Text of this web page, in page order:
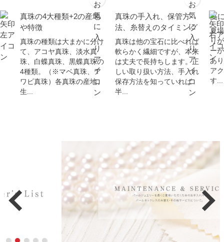
真珠の4大種類+2の産地
や特徴
真珠の種類は大まかに分け
て、アコヤ真珠、淡水真
珠、白蝶真珠、黒蝶真珠の
4種類。（※マベ真珠、ア
ワビ真珠）各真珠の産地、
生...
真珠の手入れ、保管方
法、糸替えのタイミング
真珠は他の宝石に比べれば
軟らかく繊細ですが、本来
は丈夫で長持ちします。正
しい取り扱い方法、手入れ
保存方法を知っていれば
半...
夏
夏
り
ー
あ
ア
す...